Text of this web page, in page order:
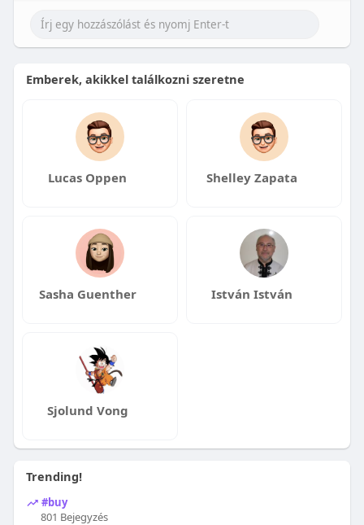
Emberek, akikkel találkozni szeretne
Lucas Oppen Shelley Zapata
Sasha Guenther István István
Sjolund Vong
Trending!
#buy
801 Bejegyzés